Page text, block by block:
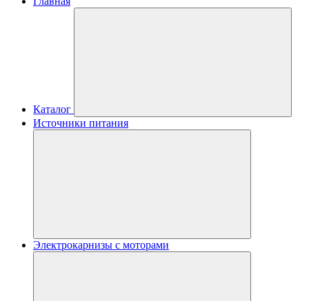
Каталог
Источники питания
Электрокарнизы с моторами